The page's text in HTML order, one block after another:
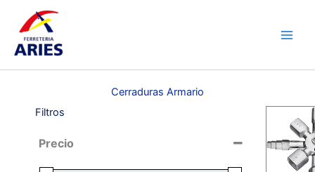
contenido
Cerraduras Armario
Filtros
Precio